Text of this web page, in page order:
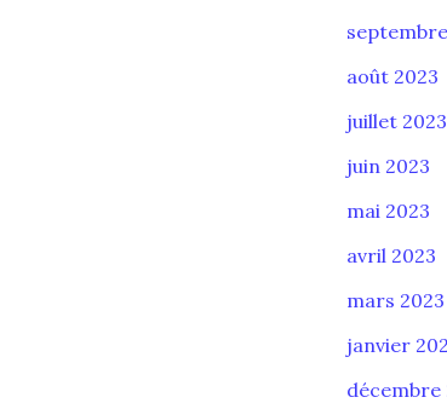
août 2023
juillet 2023
juin 2023
mai 2023
avril 2023
mars 2023
janvier
décembre